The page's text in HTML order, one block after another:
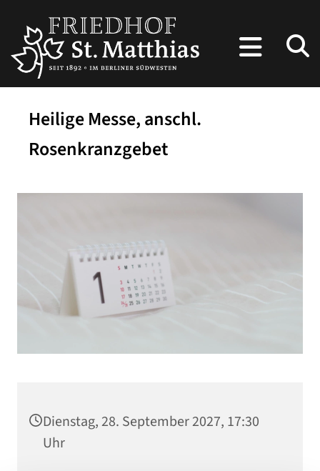
Heilige Messe, anschl.
Rosenkranzgebet
Dienstag, 28. September 2027, 17:30
Uhr